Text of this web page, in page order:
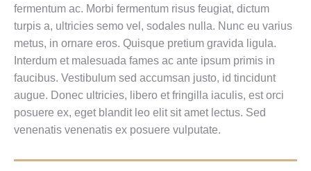
fermentum ac. Morbi fermentum risus feugiat, dictum
turpis a, ultricies semo vel, sodales nulla. Nunc eu varius
metus, in ornare eros. Quisque pretium gravida ligula.
Interdum et malesuada fames ac ante ipsum primis in
faucibus. Vestibulum sed accumsan justo, id tincidunt
augue. Donec ultricies, libero et fringilla iaculis, est orci
posuere ex, eget blandit leo elit sit amet lectus. Sed
venenatis venenatis ex posuere vulputate.